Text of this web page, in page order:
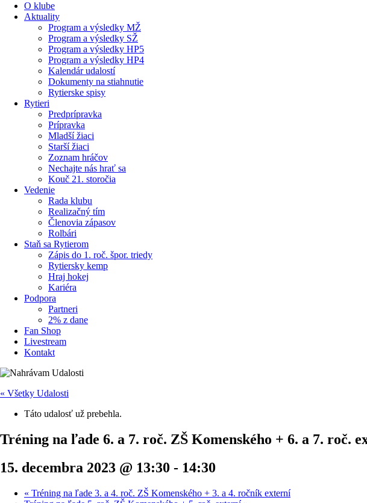
O klube
Aktuality
Program a výsledky MŽ
Program a výsledky SŽ
Program a výsledky HP5
Program a výsledky HP4
Kalendár udalostí
Dokumenty na stiahnutie
Rytierske spisy
Rytieri
Predprípravka
Prípravka
Mladší žiaci
Starší žiaci
Zoznam hráčov
Nechajte nás hrať sa
Kouč 21. storočia
Vedenie
Rada klubu
Realizačný tím
Členovia zápasov
Rolbári
Staň sa Rytierom
Zápis do 1. roč. špor. triedy
Rytiersky kemp
Hraj hokej
Kariéra
Podpora
Partneri
2% z dane
Fan Shop
Livestream
Kontakt
« Všetky Udalosti
Táto udalosť už prebehla.
Tréning na ľade 6. a 7. roč. ZŠ Komenského + 6. a 7. roč.
15. decembra 2023 @ 13:30 - 14:30
« Tréning na ľade 3. a 4. roč. ZŠ Komenského + 3. a 4. ročník externí